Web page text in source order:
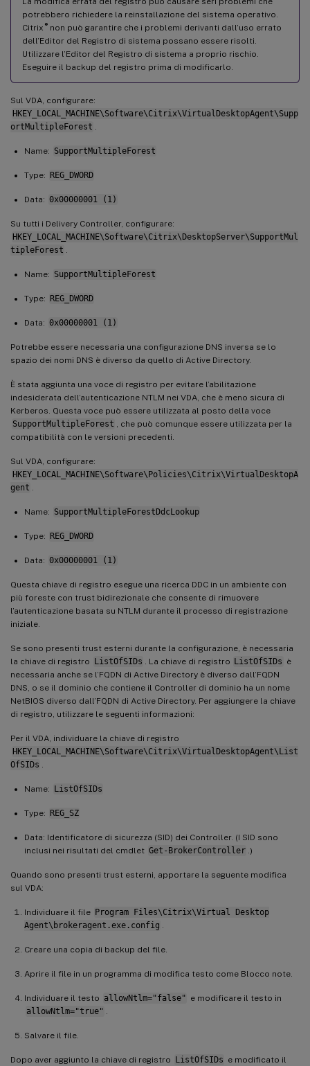
potrebbero richiedere la reinstallazione del sistema operativo.
Citrix ®non può garantire che i problemi derivanti dall’uso errato
dell’Editor del Registro di sistema possano essere risolti.
Utilizzare l’Editor del Registro di sistema a proprio rischio.
Eseguire il backup del registro prima di modificarlo.
Sul VDA, configurare:
HKEY_LOCAL_MACHINE\Software\Citrix\VirtualDesktopAgent\Supp
ortMultipleForest
Name: SupportMultipleForest
Type: REG_DWORD
Data: 0x00000001 (1)
Su tutti i Delivery Controller, configurare:
HKEY_LOCAL_MACHINE\Software\Citrix\DesktopServer\SupportMul
tipleForest
Name: SupportMultipleForest
Type: REG_DWORD
Data: 0x00000001 (1)
Potrebbe essere necessaria una configurazione DNS inversa se lo
spazio dei nomi DNS è diverso da quello di Active Directory.
È stata aggiunta una voce di registro per evitare l’abilitazione
indesiderata dell’autenticazione NTLM nei VDA, che è meno sicura di
Kerberos. Questa voce può essere utilizzata al posto della voce
SupportMultipleForest
, che può comunque essere utilizzata per la
compatibilità con le versioni precedenti.
Sul VDA, configurare:
HKEY_LOCAL_MACHINE\Software\Policies\Citrix\VirtualDesktopA
gent
Name: SupportMultipleForestDdcLookup
Type: REG_DWORD
Data: 0x00000001 (1)
Questa chiave di registro esegue una ricerca DDC in un ambiente con
più foreste con trust bidirezionale che consente di rimuovere
l’autenticazione basata su NTLM durante il processo di registrazione
iniziale.
Se sono presenti trust esterni durante la configurazione, è necessaria
la chiave di registro ListOfSIDs . La chiave di registro ListOfSIDs è
necessaria anche se l’FQDN di Active Directory è diverso dall’FQDN
DNS, o se il dominio che contiene il Controller di dominio ha un nome
NetBIOS diverso dall’FQDN di Active Directory. Per aggiungere la chiave
di registro, utilizzare le seguenti informazioni:
Per il VDA, individuare la chiave di registro
HKEY_LOCAL_MACHINE\Software\Citrix\VirtualDesktopAgent\List
OfSIDs
Name: ListOfSIDs
Type: REG_SZ
Data: Identificatore di sicurezza (SID) dei Controller. (I SID sono
inclusi nei risultati del cmdlet Get-BrokerController .)
Quando sono presenti trust esterni, apportare la seguente modifica
sul VDA:
Individuare il file Program Files\Citrix\Virtual Desktop
Agent\brokeragent.exe.config
Creare una copia di backup del file.
Aprire il file in un programma di modifica testo come Blocco note.
Individuare il testo allowNtlm="false" e modificare il testo in
allowNtlm="true"
Salvare il file.
Dopo aver aggiunto la chiave di registro ListOfSIDs e modificato il